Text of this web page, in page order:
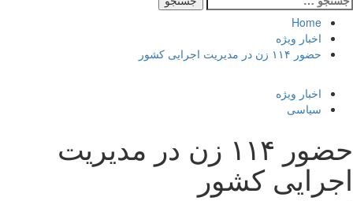
Home
اخبار ویژه
حضور ۱۱۴ زن در مدیریت اجرایی کشور
اخبار ویژه
سیاسی
حضور ۱۱۴ زن در مدیریت
اجرایی کشور